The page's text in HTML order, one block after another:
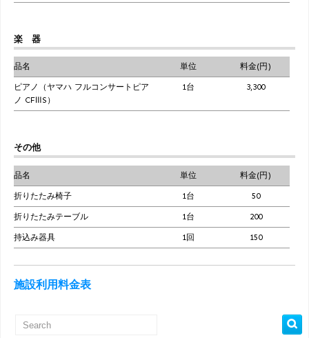
楽 器
品名 単位 料金(円)
ピアノ（ヤマハ フルコンサートピア
ノ CFⅢS）
1台 3,300
その他
品名 単位 料金(円)
折りたたみ椅子 1台 50
折りたたみテーブル 1台 200
持込み器具 1回 150
施設利用料金表